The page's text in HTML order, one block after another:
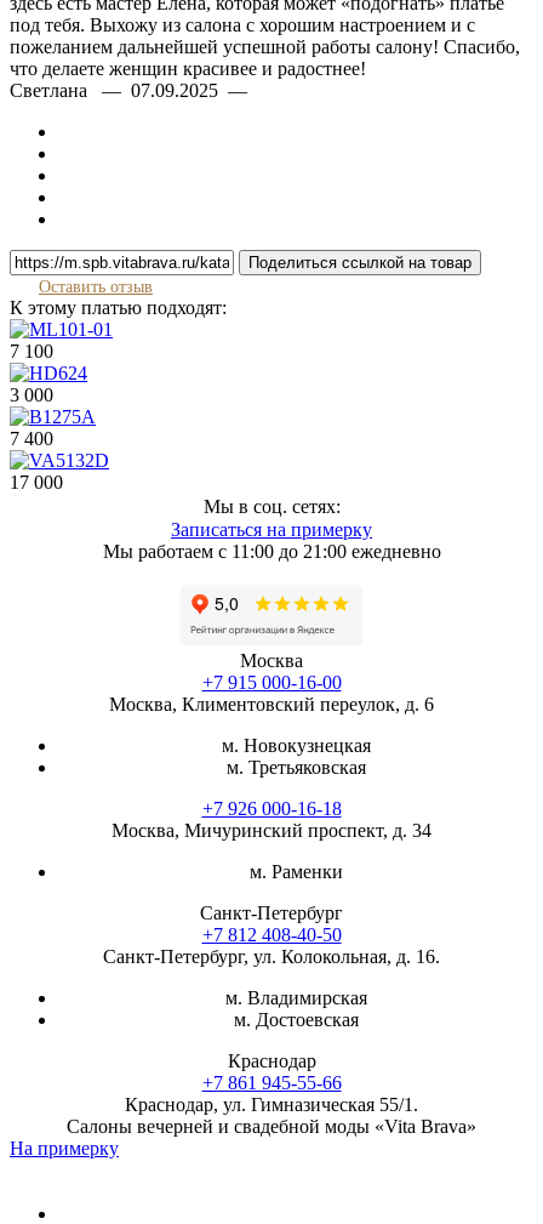
под тебя. Выхожу из салона с хорошим настроением и с
пожеланием дальнейшей успешной работы салону! Спасибо,
что делаете женщин красивее и радостнее!
Светлана — 07.09.2025 —
Поделиться ссылкой на товар
Оставить отзыв
К этому платью подходят:
7 100
3 000
7 400
17 000
Мы в соц. сетях:
Записаться на примерку
Мы работаем с 11:00 до 21:00 ежедневно
Москва
+7 915 000-16-00
Москва, Климентовский переулок, д. 6
м. Новокузнецкая
м. Третьяковская
+7 926 000-16-18
Москва, Мичуринский проспект, д. 34
м. Раменки
Санкт-Петербург
+7 812 408-40-50
Санкт-Петербург, ул. Колокольная, д. 16.
м. Владимирская
м. Достоевская
Краснодар
+7 861 945-55-66
Краснодар, ул. Гимназическая 55/1.
Салоны вечерней и свадебной моды «Vita Brava»
На примерку